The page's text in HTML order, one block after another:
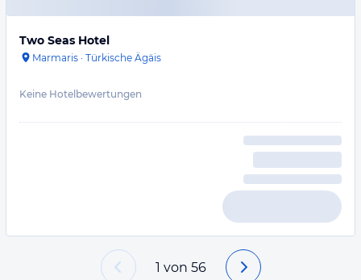
Two Seas Hotel
Marmaris · Türkische Ägäis
Keine Hotelbewertungen
1 von 56